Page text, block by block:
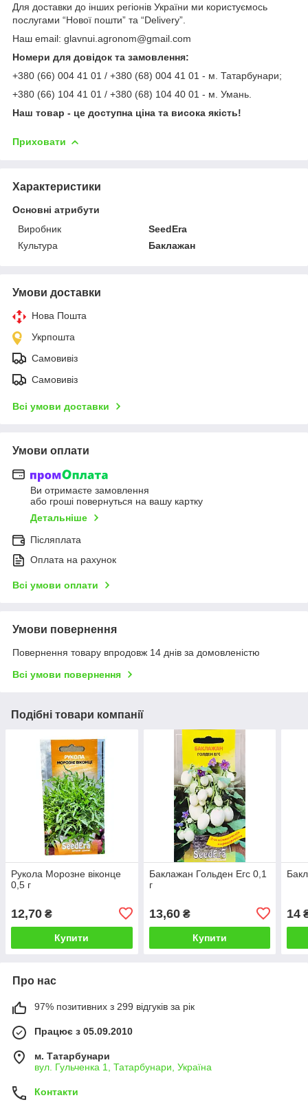
Для доставки до інших регіонів України ми користуємось
послугами “Нової пошти” та “Delivery”.
Наш email: glavnui.agronom@gmail.com
Номери для довідок та замовлення:
+380 (66) 004 41 01 / +380 (68) 004 41 01 - м. Татарбунари;
+380 (66) 104 41 01 / +380 (68) 104 40 01 - м. Умань.
Наш товар - це доступна ціна та висока якість!
Приховати
Характеристики
Основні атрибути
Виробник
SeedEra
Культура
Баклажан
Умови доставки
Нова Пошта
Укрпошта
Самовивіз
Самовивіз
Всі умови доставки
Умови оплати
Ви отримаєте замовлення
або гроші повернуться на вашу картку
Детальніше
Післяплата
Оплата на рахунок
Всі умови оплати
Умови повернення
Повернення товару впродовж 14 днів за домовленістю
Всі умови повернення
Подібні товари компанії
Рукола Морозне віконце
0,5 г
12,70 ₴
Купити
Баклажан Гольден Егс 0,1
г
13,60₴
Купити
14
Про нас
97% позитивних з 299 відгуків за рік
Працює з 05.09.2010
м. Татарбунари
вул. Гульченка 1, Татарбунари, Україна
Контакти